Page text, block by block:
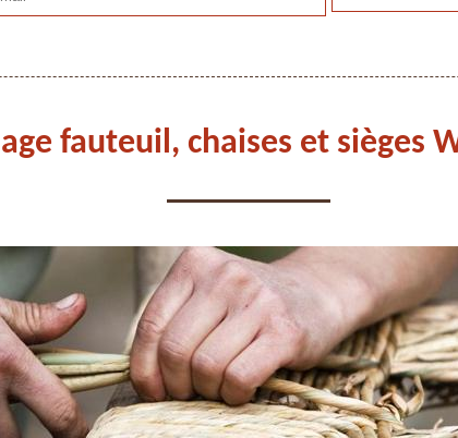
fauteuil, chaises et sièges